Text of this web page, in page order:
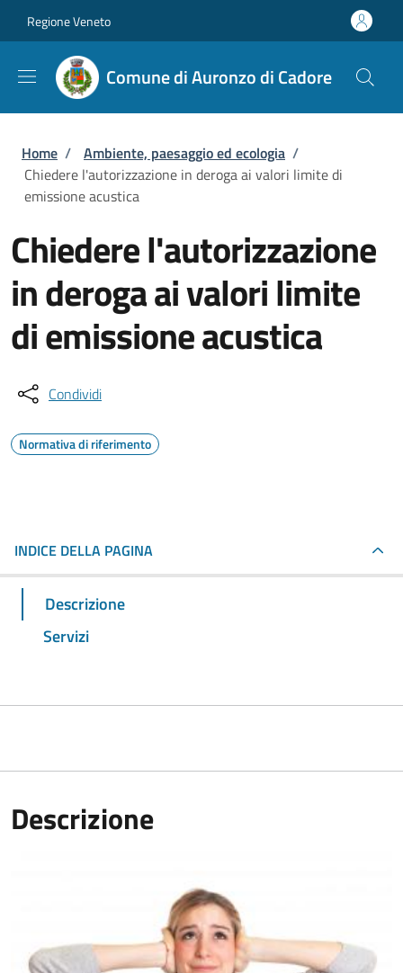
Regione Veneto
Comune di Auronzo di Cadore
Briciole di pane
Home / Ambiente, paesaggio ed ecologia /
Chiedere l'autorizzazione in deroga ai valori limite di
emissione acustica
Chiedere l'autorizzazione
in deroga ai valori limite
di emissione acustica
Condividi
Normativa di riferimento
INDICE DELLA PAGINA
Descrizione
Servizi
Descrizione